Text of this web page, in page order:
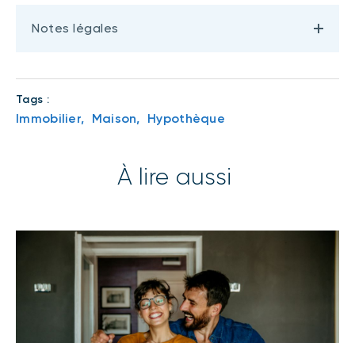
Notes légales
Tags :
Immobilier, Maison, Hypothèque
À lire aussi